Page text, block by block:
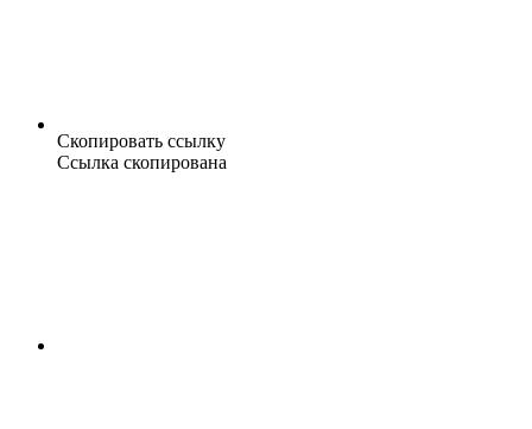
Скопировать ссылку
Ссылка скопирована